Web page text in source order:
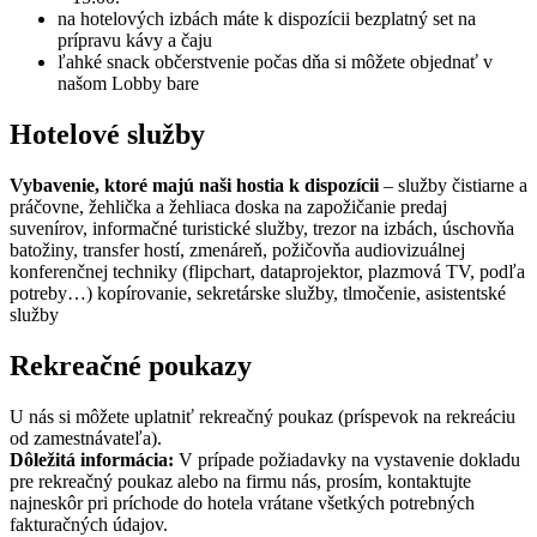
na hotelových izbách máte k dispozícii bezplatný set na
prípravu kávy a čaju
ľahké snack občerstvenie počas dňa si môžete objednať v
našom Lobby bare
Hotelové služby
Vybavenie, ktoré majú naši hostia k dispozícii – služby čistiarne a
práčovne, žehlička a žehliaca doska na zapožičanie predaj
suvenírov, informačné turistické služby, trezor na izbách, úschovňa
batožiny, transfer hostí, zmenáreň, požičovňa audiovizuálnej
konferenčnej techniky (flipchart, dataprojektor, plazmová TV, podľa
potreby…) kopírovanie, sekretárske služby, tlmočenie, asistentské
služby
Rekreačné poukazy
U nás si môžete uplatniť rekreačný poukaz (príspevok na rekreáciu
od zamestnávateľa).
Dôležitá informácia: V prípade požiadavky na vystavenie dokladu
pre rekreačný poukaz alebo na firmu nás, prosím, kontaktujte
najneskôr pri príchode do hotela vrátane všetkých potrebných
fakturačných údajov.